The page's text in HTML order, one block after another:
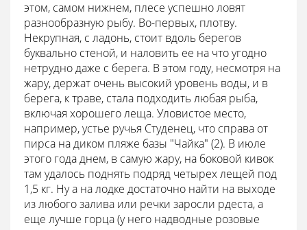
этом, самом нижнем, плесе успешно ловят
разнообразную рыбу. Во-первых, плотву.
Некрупная, с ладонь, стоит вдоль берегов
буквально стеной, и наловить ее на что угодно
нетрудно даже с берега. В этом году, несмотря на
жару, держат очень высокий уровень воды, и в
берега, к траве, стала подходить любая рыба,
включая хорошего леща. Уловистое место,
например, устье ручья Студенец, что справа от
пирса на диком пляже базы "Чайка" (2). В июле
этого года днем, в самую жару, на боковой кивок
там удалось поднять подряд четырех лещей под
1,5 кг. Ну а на лодке достаточно найти на выходе
из любого залива или речки заросли рдеста, а
еще лучше горца (у него надводные розовые